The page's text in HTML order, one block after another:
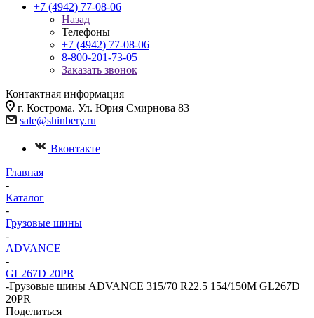
+7 (4942) 77-08-06
Назад
Телефоны
+7 (4942) 77-08-06
8-800-201-73-05
Заказать звонок
Контактная информация
г. Кострома. Ул. Юрия Смирнова 83
sale@shinbery.ru
Вконтакте
Главная
-
Каталог
-
Грузовые шины
-
ADVANCE
-
GL267D 20PR
-Грузовые шины ADVANCE 315/70 R22.5 154/150M GL267D
20PR
Поделиться